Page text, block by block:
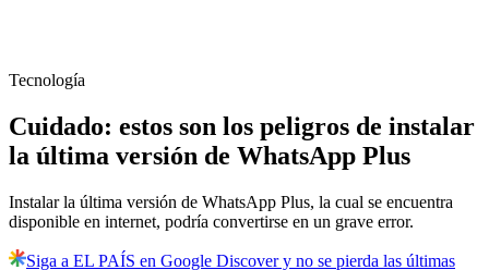
Tecnología
Cuidado: estos son los peligros de instalar
la última versión de WhatsApp Plus
Instalar la última versión de WhatsApp Plus, la cual se encuentra
disponible en internet, podría convertirse en un grave error.
Siga a EL PAÍS en Google Discover y no se pierda las últimas